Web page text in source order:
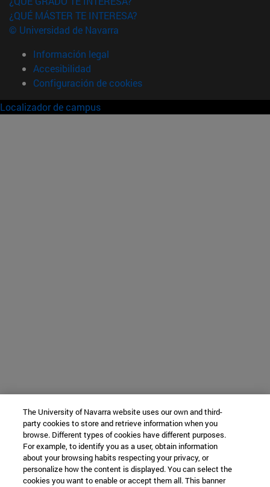
¿QUÉ MÁSTER TE INTERESA?
© Universidad de Navarra
Información legal
Accesibilidad
Configuración de cookies
Localizador de campus
The University of Navarra website uses our own and third-
party cookies to store and retrieve information when you
browse. Different types of cookies have different purposes.
For example, to identify you as a user, obtain information
about your browsing habits respecting your privacy, or
personalize how the content is displayed. You can select the
cookies you want to enable or accept them all. This banner